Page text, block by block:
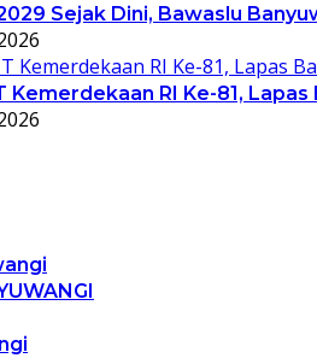
Sejak Dini, Bawaslu
Kemerdekaan RI Ke-81,